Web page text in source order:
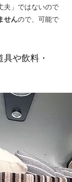
夫」ではないので
せんので、可能で
や飲料・